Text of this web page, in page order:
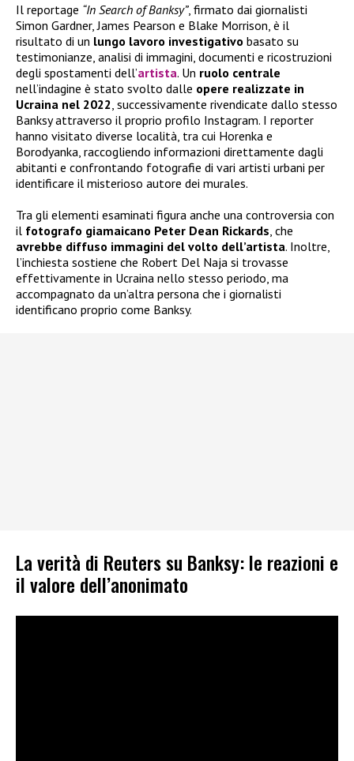
Il reportage “In Search of Banksy”, firmato dai giornalisti
Simon Gardner, James Pearson e Blake Morrison, è il
risultato di un lungo lavoro investigativo basato su
testimonianze, analisi di immagini, documenti e ricostruzioni
degli spostamenti dell’artista. Un ruolo centrale
nell’indagine è stato svolto dalle opere realizzate in
Ucraina nel 2022 , successivamente rivendicate dallo stesso
Banksy attraverso il proprio profilo Instagram. I reporter
hanno visitato diverse località, tra cui Horenka e
Borodyanka, raccogliendo informazioni direttamente dagli
abitanti e confrontando fotografie di vari artisti urbani per
identificare il misterioso autore dei murales.
Tra gli elementi esaminati figura anche una controversia con
il fotografo giamaicano Peter Dean Rickards , che
avrebbe diffuso immagini del volto dell’artista. Inoltre,
l’inchiesta sostiene che Robert Del Naja si trovasse
effettivamente in Ucraina nello stesso periodo, ma
accompagnato da un’altra persona che i giornalisti
identificano proprio come Banksy.
La verità di Reuters su Banksy: le reazioni e
il valore dell’anonimato